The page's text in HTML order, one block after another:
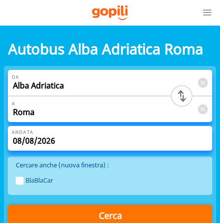
Autobus Alba Adriatica Roma
DA
A
ANDATA
Cercare anche (nuova finestra) :
BlaBlaCar
Cerca